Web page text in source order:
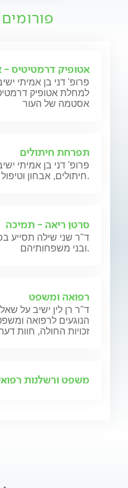
אטופיק דרמטיטיס
פרופ' דני בן אמיתי
למחלת אטופיק
אסטמה של העור
תפרחת חיתולים
פרופ' דני בן אמיתי
חיתולים, אבחון וטיפול.
סרטן ריאה - תמיכה
ד"ר שני שילה תסייע
ובני משפחותיהם.
רפואה ומשפט
ד"ר רן לין ישיב על
הנוגעים לרפואה
זכויות החולה, חוות
משפט ורשלנות